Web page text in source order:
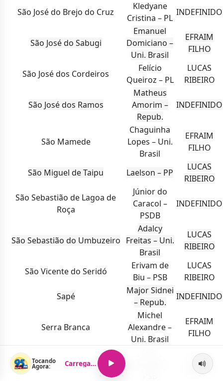
Tocando
Agora: Carregando...
São José do Brejo do Cruz
Kledyane
Cristina – PL
INDEFINIDO
São José do Sabugi
Emanuel
Domiciano –
Uni. Brasil
EFRAIM
FILHO
São José dos Cordeiros
Felício
Queiroz – PL
LUCAS
RIBEIRO
São José dos Ramos
Matheus
Amorim –
Repub.
INDEFINIDO
São Mamede
Chaguinha
Lopes – Uni.
Brasil
EFRAIM
FILHO
São Miguel de Taipu Laelson – PP
LUCAS
RIBEIRO
São Sebastião de Lagoa de
Roça
Júnior do
Caracol –
PSDB
INDEFINIDO
São Sebastião do Umbuzeiro
Adalcy
Freitas – Uni.
Brasil
LUCAS
RIBEIRO
São Vicente do Seridó
Erivam de
Biu – PSB
LUCAS
RIBEIRO
Sapé
Major Sidnei
– Repub.
INDEFINIDO
Serra Branca
Michel
Alexandre –
Uni. Brasil
EFRAIM
FILHO
Serra da Raiz
LUCAS
RIBEIRO